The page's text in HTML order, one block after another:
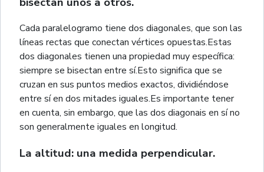
Cada paralelogramo tiene dos diagonales, que son las
líneas rectas que conectan vértices opuestas.Estas
dos diagonales tienen una propiedad muy específica:
siempre se bisectan entre sí.Esto significa que se
cruzan en sus puntos medios exactos, dividiéndose
entre sí en dos mitades iguales.Es importante tener
en cuenta, sin embargo, que las dos diagonais en sí no
son generalmente iguales en longitud.
La altitud: una medida perpendicular.